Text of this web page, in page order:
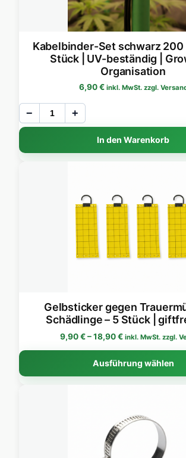
Kabelbinder-Set schwarz 200
Stück | UV-beständig |
Organisation
6,90€ inkl. MwSt. zzgl.
− +
In den Warenkorb
Gelbsticker gegen
Schädlinge – 5 Stück |
9,90€–18,90€Preisspanne:
inkl. MwSt. zzgl.
Ausführung wählen